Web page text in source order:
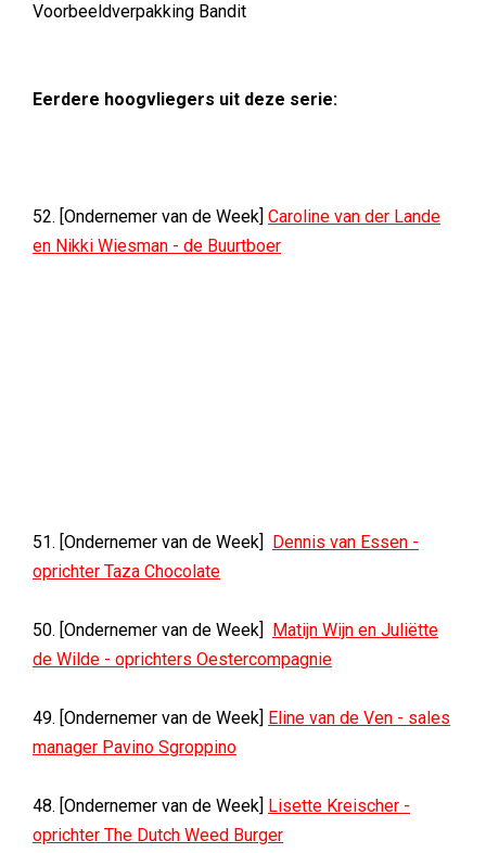
Voorbeeldverpakking Bandit
Eerdere hoogvliegers uit deze serie:
52. [Ondernemer van de Week] Caroline van der Lande
en Nikki Wiesman - de Buurtboer
51. [Ondernemer van de Week] Dennis van Essen -
oprichter Taza Chocolate
50. [Ondernemer van de Week] Matijn Wijn en Juliëtte
de Wilde - oprichters Oestercompagnie
49. [Ondernemer van de Week] Eline van de Ven - sales
manager Pavino Sgroppino
48. [Ondernemer van de Week] Lisette Kreischer -
oprichter The Dutch Weed Burger